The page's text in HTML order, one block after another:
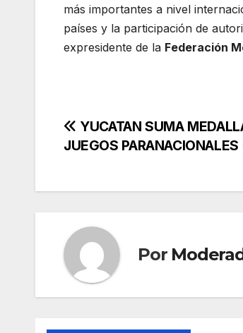
más importantes a nivel
países y la participación de
expresidente de la Federación
Navegación
entradas
YUCATAN SUMA
JUEGOS
Por